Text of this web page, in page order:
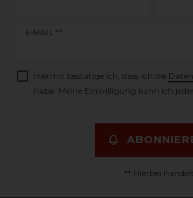
E-MAIL **
Newsletter
Hiermit bestätige ich, dass ich die
habe. Meine Einwilligung kann ich
** Hierbei